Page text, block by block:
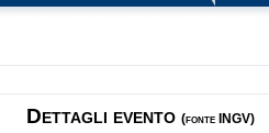
Dettagli evento (fonte INGV)